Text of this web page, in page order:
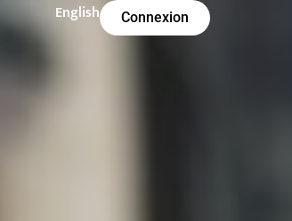
English Connexion